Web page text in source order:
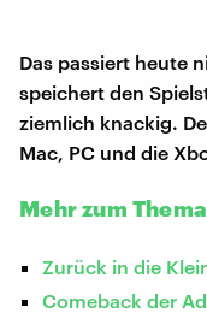
Das passiert heute
speichert den
ziemlich knackig.
Mac, PC und die
Mehr zum
Zurück in die
Comeback der